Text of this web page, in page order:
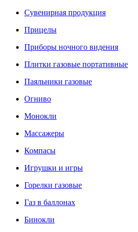
Сувенирная продукция
Прицелы
Приборы ночного видения
Плитки газовые портативные
Паяльники газовые
Огниво
Монокли
Массажеры
Компасы
Игрушки и игры
Горелки газовые
Газ в баллонах
Бинокли